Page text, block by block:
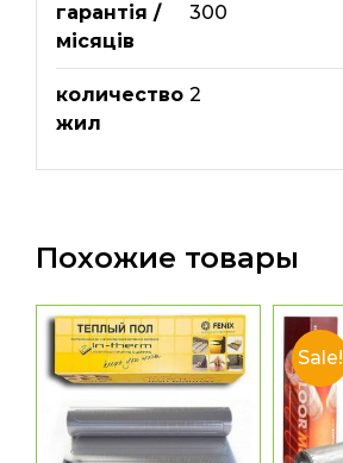
гарантія /
місяців
300
количество
жил
2
Похожие товары
Sale!